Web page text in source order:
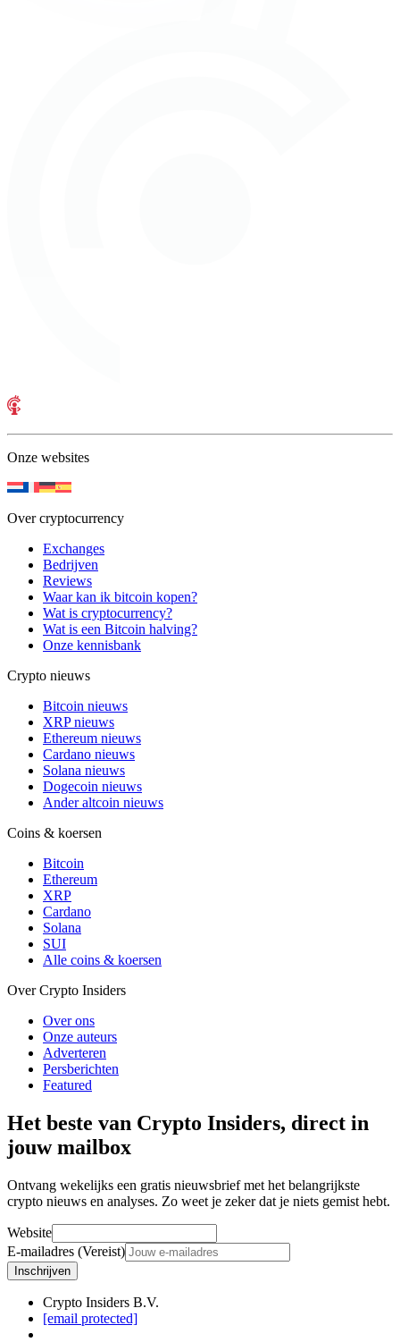
Onze websites
Over cryptocurrency
Exchanges
Bedrijven
Reviews
Waar kan ik bitcoin kopen?
Wat is cryptocurrency?
Wat is een Bitcoin halving?
Onze kennisbank
Crypto nieuws
Bitcoin nieuws
XRP nieuws
Ethereum nieuws
Cardano nieuws
Solana nieuws
Dogecoin nieuws
Ander altcoin nieuws
Coins & koersen
Bitcoin
Ethereum
XRP
Cardano
Solana
SUI
Alle coins & koersen
Over Crypto Insiders
Over ons
Onze auteurs
Adverteren
Persberichten
Featured
Het beste van Crypto Insiders, direct in
jouw mailbox
Ontvang wekelijks een gratis nieuwsbrief met het belangrijkste
crypto nieuws en analyses. Zo weet je zeker dat je niets gemist hebt.
Website
E-mailadres (Vereist)
Inschrijven
Crypto Insiders B.V.
[email protected]